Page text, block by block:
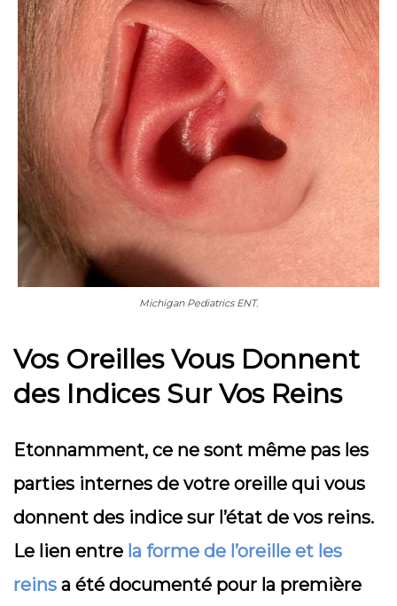
Michigan Pediatrics ENT.
Vos Oreilles Vous Donnent
des Indices Sur Vos Reins
Etonnamment, ce ne sont même pas les
parties internes de votre oreille qui vous
donnent des indice sur l’état de vos reins.
Le lien entre la forme de l’oreille et les
reins a été documenté pour la première